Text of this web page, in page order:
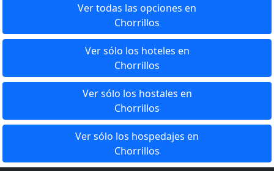
Ver todas las opciones en
Chorrillos
Ver sólo los hoteles en
Chorrillos
Ver sólo los hostales en
Chorrillos
Ver sólo los hospedajes en
Chorrillos